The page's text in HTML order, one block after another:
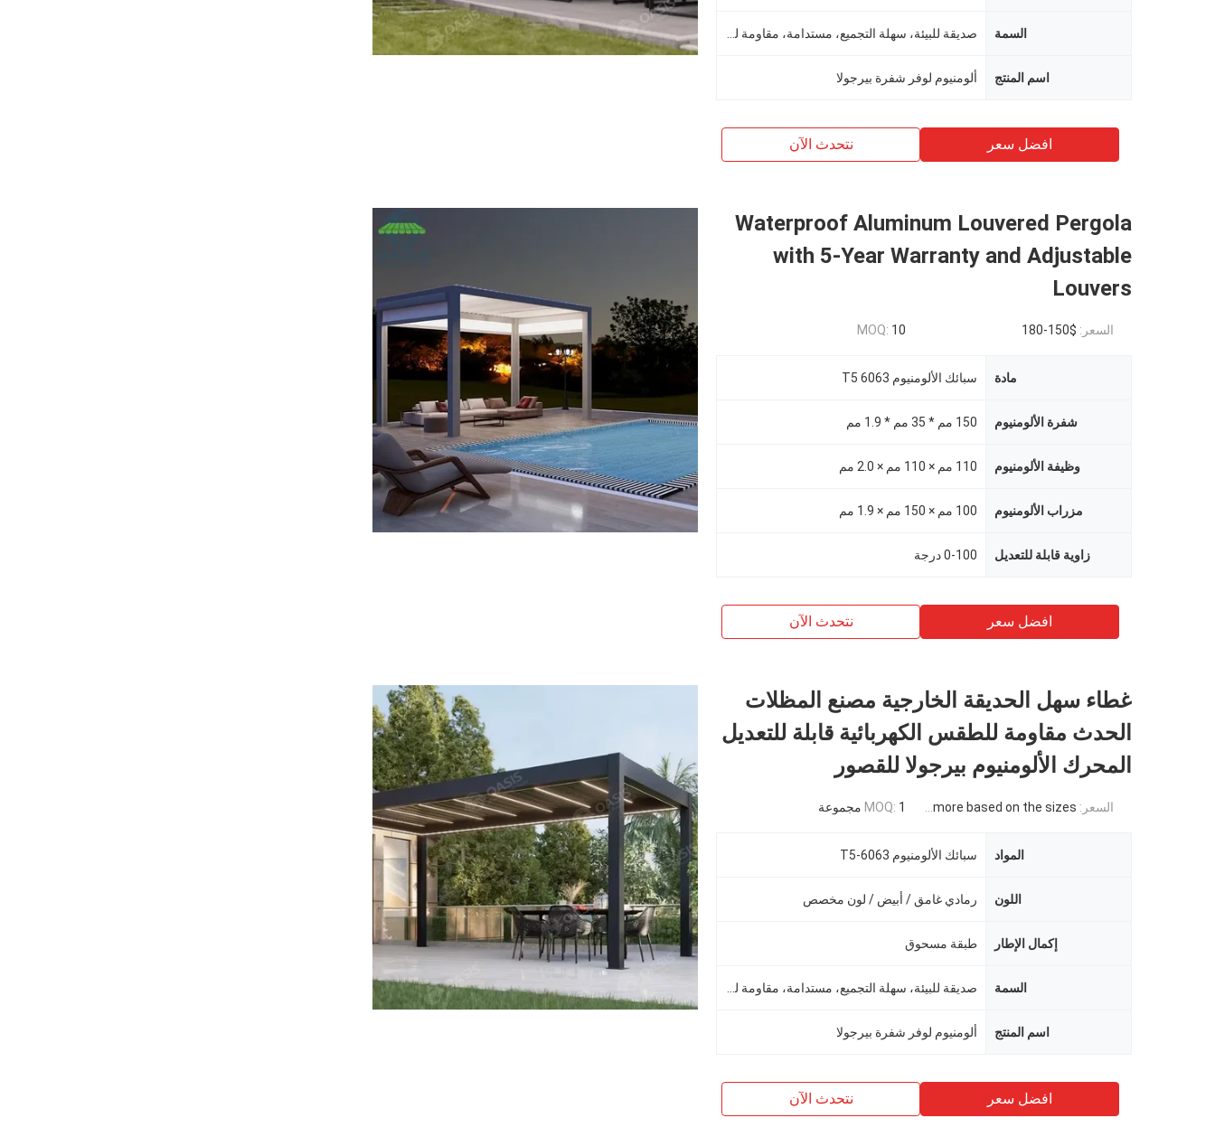
السمة
اسم المنتج ألومنيوم لوفر شفرة بيرجولا
افضل سعر نتحدث الآن
Waterproof Aluminum Louvered Pergola
with 5-Year Warranty and Adjustable
Louvers
السعر: $150-180
MOQ: 10
مادة سبائك الألومنيوم 6063 T5
شفرة الألومنيوم 150 مم * 35 مم * 1.9 مم
وظيفة الألومنيوم 110 مم × 110 مم × 2.0 مم
مزراب الألومنيوم 100 مم × 150 مم × 1.9 مم
زاوية قابلة للتعديل 0-100 درجة
افضل سعر نتحدث الآن
غطاء سهل الحديقة الخارجية مصنع المظلات
الحدث مقاومة للطقس الكهربائية قابلة للتعديل
المحرك الألومنيوم بيرجولا للقصور
السعر: USD 871USD ~4000USD or more based on the sizes
MOQ: 1 مجموعة
المواد سبائك الألومنيوم 6063-T5
اللون رمادي غامق / أبيض / لون مخصص
إكمال الإطار طبقة مسحوق
السمة
اسم المنتج ألومنيوم لوفر شفرة بيرجولا
افضل سعر نتحدث الآن